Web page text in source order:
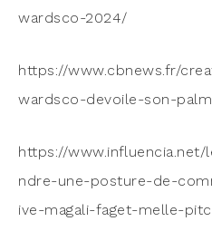
w​a​r​d​s​c​o​-​2​0​24/
https://​www​.cbnews​.fr/​
w​a​r​d​s​c​o​-​d​e​v​o​i​l​e​-​s​o​n​-​
https://​
n​d​r​e​-​u​n​e​-​p​o​s​t​u​r​e​-​d​e​-​
i​v​e​-​m​a​g​a​l​i​-​f​a​g​e​t​-​m​e​l​l​e​-​